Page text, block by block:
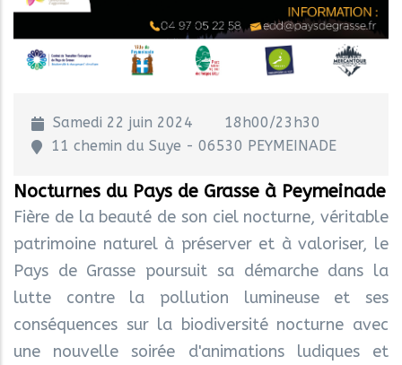
Samedi 22 juin 2024
18h00/23h30
11 chemin du Suye - 06530 PEYMEINADE
Nocturnes du Pays de Grasse à Peymeinade
Fière de la beauté de son ciel nocturne, véritable
patrimoine naturel à préserver et à valoriser, le
Pays de Grasse poursuit sa démarche dans la
lutte contre la pollution lumineuse et ses
conséquences sur la biodiversité nocturne avec
une nouvelle soirée d'animations ludiques et